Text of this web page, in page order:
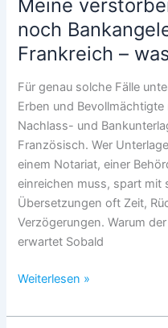
Mitte
für
Übersetzungskosten
Das
müssen
Antragsteller
wissen
Meine
noch
Frankreich –
Für genau solche Fälle
Erben und
Nachlass- und
Französisch. Wer
einem Notariat, einer
einreichen muss, spart mit
Übersetzungen oft Zeit,
Verzögerungen. Warum
erwartet Sobald
Meine
Mutter
Weiterlesen »